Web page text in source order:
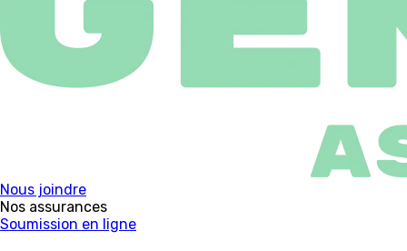
Nous joindre
Nos assurances
Soumission en ligne